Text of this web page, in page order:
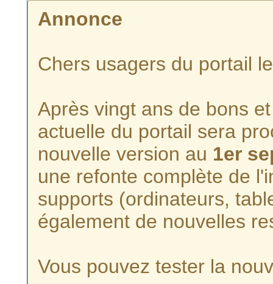
Annonce
Chers usagers du portail
Après vingt ans de bons
actuelle du portail sera
nouvelle version au 1er
une refonte complète de
supports (ordinateurs,
également de nouvelles
Vous pouvez tester la